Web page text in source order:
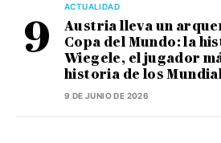
ACTUALIDAD
Austria lleva un
Copa del Mundo: la
Wiegele, el jugador
historia de los
9 DE JUNIO DE 2026